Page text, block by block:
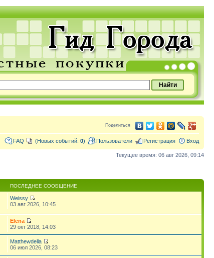
Поделиться
FAQ (Новых событий: 0) Пользователи Регистрация Вход
Текущее время: 06 авг 2026, 09:14
ПОСЛЕДНЕЕ СООБЩЕНИЕ
Weissy
03 авг 2026, 10:45
Elena
29 окт 2018, 14:03
Matthewdella
06 июл 2026, 08:23